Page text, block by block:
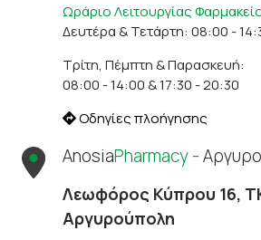
Ωράριο Λειτουργίας
Δευτέρα & Τετάρτη: 08:00 -
Τρίτη, Πέμπτη & Παρασκευή:
08:00 - 14:00 & 17:30 - 20:30
Οδηγίες πλοήγησης
AnosiaPharmacy -
Λεωφόρος Κύπρου 16,
Αργυρούπολη